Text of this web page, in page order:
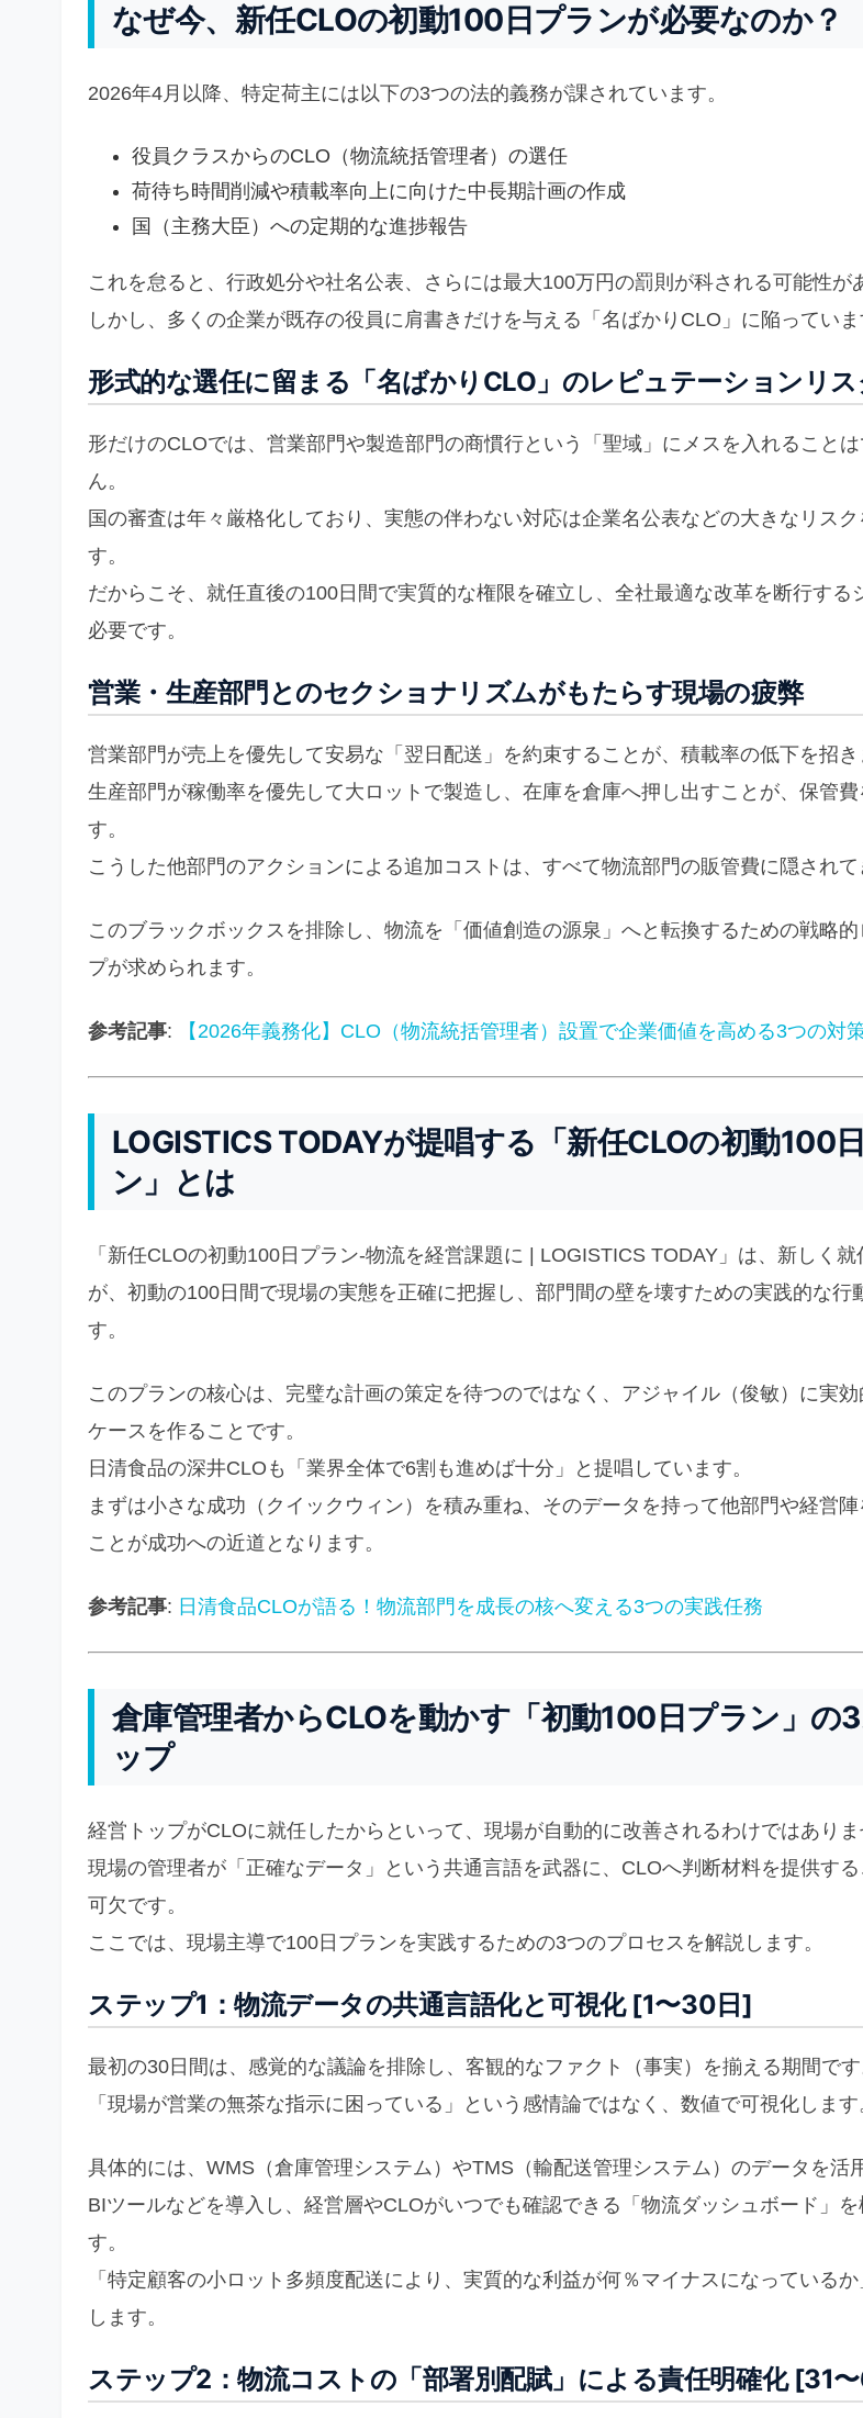
なぜ今、新任CLOの初動100日プランが必要なのか？
2026年4月以降、特定荷主には以下の3つの法的義務が課されています。
役員クラスからのCLO（物流統括管理者）の選任
荷待ち時間削減や積載率向上に向けた中長期計画の作成
国（主務大臣）への定期的な進捗報告
これを怠ると、行政処分や社名公表、さらには最大100万円の罰則が科される可能性が
しかし、多くの企業が既存の役員に肩書きだけを与える「名ばかりCLO」に陥っていま
形式的な選任に留まる「名ばかりCLO」のレピュテーションリス
形だけのCLOでは、営業部門や製造部門の商慣行という「聖域」にメスを入れること
ん。
国の審査は年々厳格化しており、実態の伴わない対応は企業名公表などの大きなリスク
す。
だからこそ、就任直後の100日間で実質的な権限を確立し、全社最適な改革を断行する
必要です。
営業・生産部門とのセクショナリズムがもたらす現場の疲弊
営業部門が売上を優先して安易な「翌日配送」を約束することが、積載率の低下を招き
生産部門が稼働率を優先して大ロットで製造し、在庫を倉庫へ押し出すことが、保管費
す。
こうした他部門のアクションによる追加コストは、すべて物流部門の販管費に隠されて
このブラックボックスを排除し、物流を「価値創造の源泉」へと転換するための戦略的
プが求められます。
参考記事: 【2026年義務化】CLO（物流統括管理者）設置で企業価値を高める3つの対
LOGISTICS TODAYが提唱する「新任CLOの初動100
ン」とは
「新任CLOの初動100日プラン-物流を経営課題に | LOGISTICS TODAY」は、新しく就
が、初動の100日間で現場の実態を正確に把握し、部門間の壁を壊すための実践的な行
す。
このプランの核心は、完璧な計画の策定を待つのではなく、アジャイル（俊敏）に実
ケースを作ることです。
日清食品の深井CLOも「業界全体で6割も進めば十分」と提唱しています。
まずは小さな成功（クイックウィン）を積み重ね、そのデータを持って他部門や経営陣
ことが成功への近道となります。
参考記事: 日清食品CLOが語る！物流部門を成長の核へ変える3つの実践任務
倉庫管理者からCLOを動かす「初動100日プラン」の
ップ
経営トップがCLOに就任したからといって、現場が自動的に改善されるわけではありま
現場の管理者が「正確なデータ」という共通言語を武器に、CLOへ判断材料を提供す
可欠です。
ここでは、現場主導で100日プランを実践するための3つのプロセスを解説します。
ステップ1：物流データの共通言語化と可視化 [1〜30日]
最初の30日間は、感覚的な議論を排除し、客観的なファクト（事実）を揃える期間です
「現場が営業の無茶な指示に困っている」という感情論ではなく、数値で可視化します
具体的には、WMS（倉庫管理システム）やTMS（輸配送管理システム）のデータを活
BIツールなどを導入し、経営層やCLOがいつでも確認できる「物流ダッシュボード」を
す。
「特定顧客の小ロット多頻度配送により、実質的な利益が何％マイナスになっている
します。
ステップ2：物流コストの「部署別配賦」による責任明確化 [31